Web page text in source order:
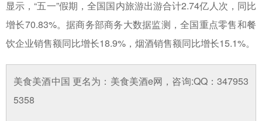
显示，“五一”假期，全国国内旅游出游合计2.74亿人次，同比
增长70.83%。据商务部商务大数据监测，全国重点零售和餐
饮企业销售额同比增长18.9%，烟酒销售额同比增长15.1%。
美食美酒中国 更名为：美食美酒e网，咨询:QQ：347953
5358